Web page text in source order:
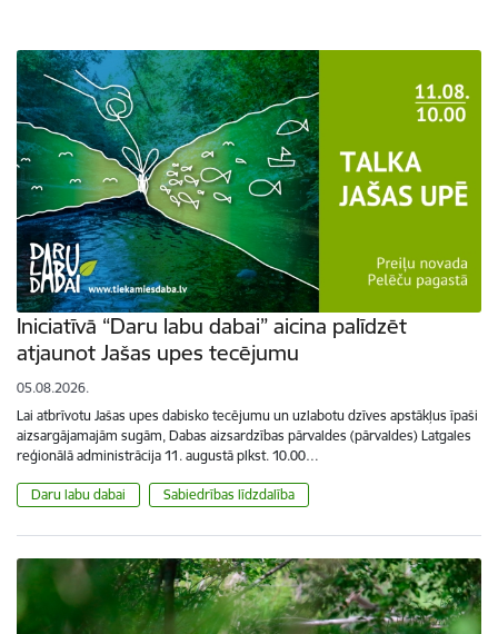
Iniciatīvā “Daru labu dabai” aicina palīdzēt
atjaunot Jašas upes tecējumu
05.08.2026.
Lai atbrīvotu Jašas upes dabisko tecējumu un uzlabotu dzīves apstākļus īpaši
aizsargājamajām sugām, Dabas aizsardzības pārvaldes (pārvaldes) Latgales
reģionālā administrācija 11. augustā plkst. 10.00…
Daru labu dabai Sabiedrības līdzdalība